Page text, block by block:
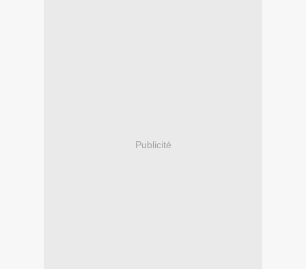
Publicité